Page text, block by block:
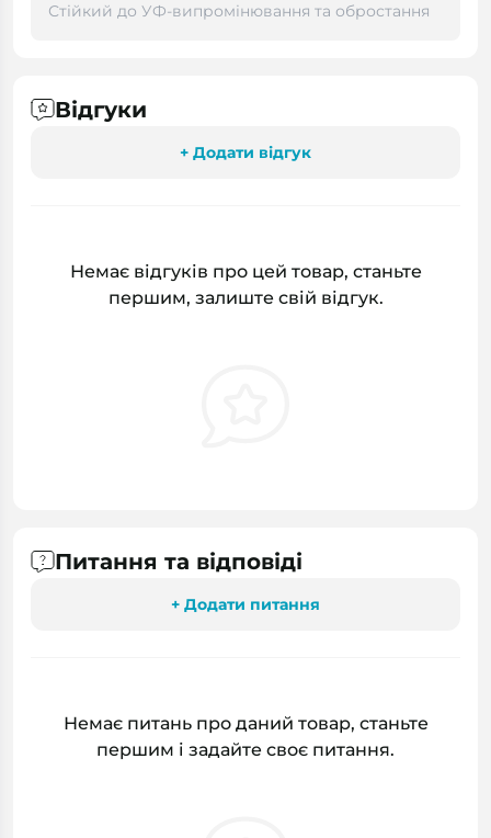
Стійкий до УФ-випромінювання та обростання
Відгуки
+ Додати відгук
Немає відгуків про цей товар, станьте
першим, залиште свій відгук.
Питання та відповіді
+ Додати питання
Немає питань про даний товар, станьте
першим і задайте своє питання.